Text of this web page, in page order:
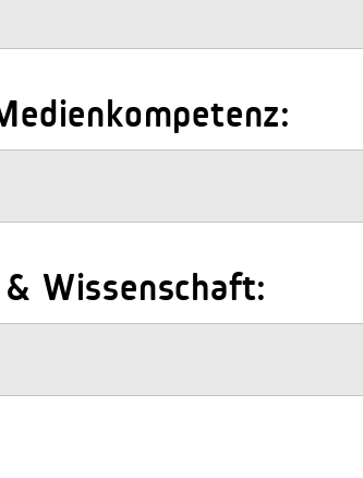
Wissenschaft: